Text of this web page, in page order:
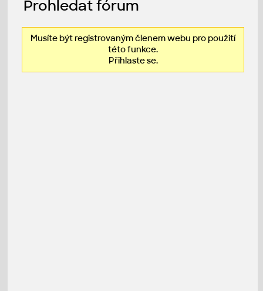
Prohledat fórum
Musíte být registrovaným členem webu pro použití
této funkce.
Přihlaste se.